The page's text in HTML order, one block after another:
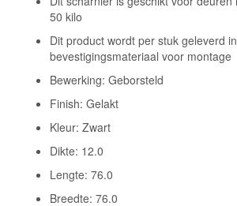
50 kilo
Dit product wordt per stuk geleverd
bevestigingsmateriaal voor montage
Bewerking: Geborsteld
Finish: Gelakt
Kleur: Zwart
Dikte: 12.0
Lengte: 76.0
Breedte: 76.0